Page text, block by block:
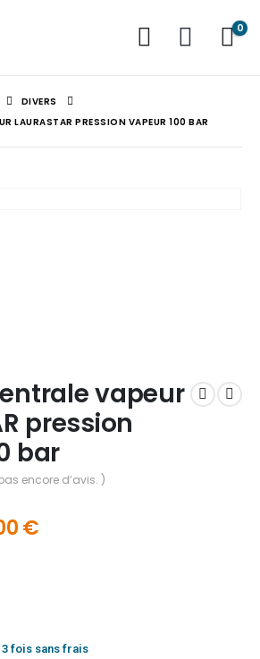
0
DIVERS
LAURASTAR PRESSION VAPEUR 100 BAR
vapeur
pression
bar
encore d’avis. )
€
3 fois sans frais